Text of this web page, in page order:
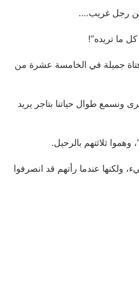
من رجل غريب….
ما تريده”!
جميلة في الخامسة عشرة من
ونسمع طوال حياتنا بتاجر يريد
ثلاثتهم بالرحيل.
ولكنها عندما رأتهم قد انصرفوا